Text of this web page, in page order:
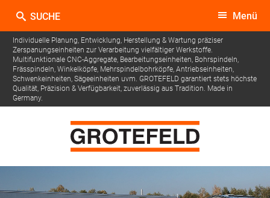
Menü
Individuelle Planung, Entwicklung, Herstellung & Wartung präziser
Zerspanungseinheiten zur Verarbeitung vielfältiger Werkstoffe.
Multifunktionale CNC-Aggregate, Bearbeitungseinheiten, Bohrspindeln,
Frässpindeln, Winkelköpfe, Mehrspindelbohrköpfe, Antriebseinheiten,
Schwenkeinheiten, Sägeeinheiten uvm. GROTEFELD garantiert stets höchste
Qualität, Präzision & Verfügbarkeit, zuverlässig aus Tradition. Made in
Germany.